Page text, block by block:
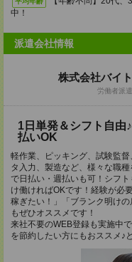
中！
派遣会社情報
株式会社バイ
労働者派
1日単発＆シフト自由
払いOK
軽作業、ピッキング、試験監
タ入力、製造など、様々な職
で日払い・週払いも可！シフ
け働ければOKです！経験が必
稼ぎたい！」「ブランク明け
もぜひオススメです！
来社不要のWEB登録も実施中
を節約したい方にもおススメ♪